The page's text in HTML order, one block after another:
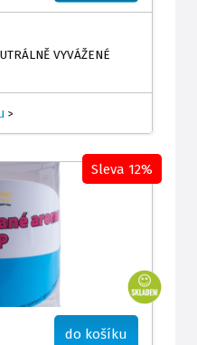
VYVÁŽENÉ
>
do košíku
Sleva 12%